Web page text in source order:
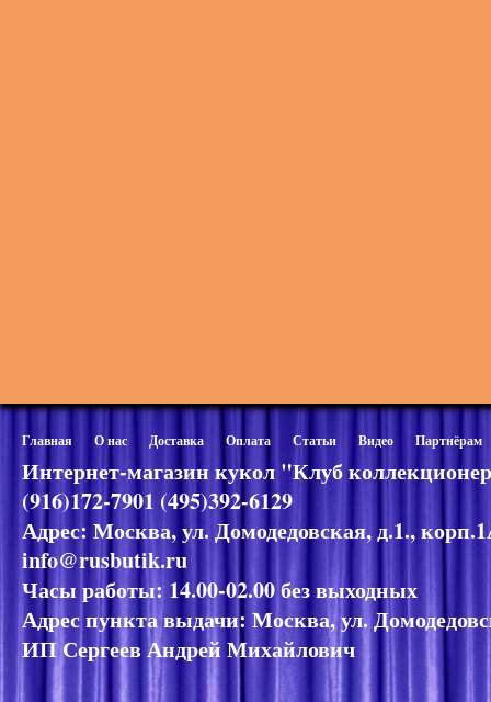
Главная О нас Доставка Оплата Статьи Видео Партнёрам
Интернет-магазин кукол "Клуб
(916)172-7901 (495)392-6129
Адрес: Москва, ул. Домодедовская, д.1.,
info@rusbutik.ru
Часы работы: 14.00-02.00 без выходных
Адрес пункта выдачи: Москва, ул.
ИП Сергеев Андрей Михайлович